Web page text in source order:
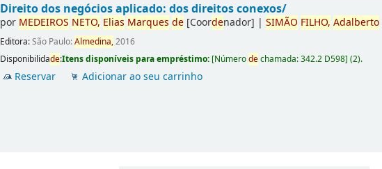
Direito dos negócios aplicado: dos direitos conexos/
por MEDEIROS NETO, Elias Marques de [Coordenador] |SIMÃO FILHO, Adalberto
Editora:São Paulo:Almedina,2016
Disponibilidade:Itens disponíveis para empréstimo: [Númerodechamada:342.2 D598](2).
Reservar Adicionar ao seu carrinho